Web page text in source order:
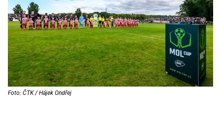
Foto: ČTK / Hájek Ondřej